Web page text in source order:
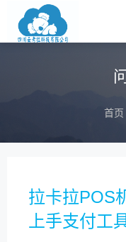
首页
拉卡拉POS
上手支付工